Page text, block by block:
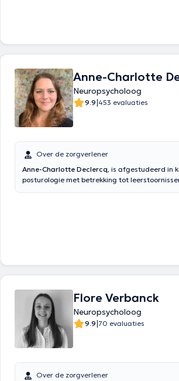
Anne-Charlotte
Neuropsycholoog
9.9|453 evaluaties
Over de zorgverlener
Anne-Charlotte Declercq, is afgestudeerd in
posturologie met betrekking tot
Flore Verbanck
Neuropsycholoog
9.9|70 evaluaties
Over de zorgverlener